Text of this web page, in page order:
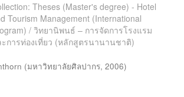
Theses (Master's degree) - Hotel
Tourism Management (International
/ วิทยานิพนธ์ – การจัดการโรงแรม
การท่องเที่ยว (หลักสูตรนานานชาติ)
(มหาวิทยาลัยศิลปากร, 2006)